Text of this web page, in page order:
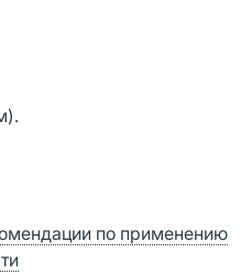
по применению